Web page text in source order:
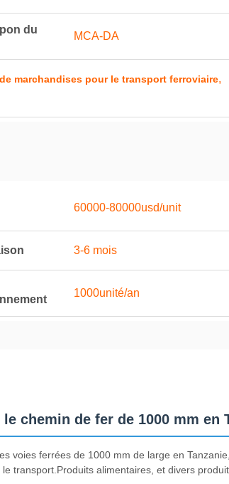
du
MCA-DA
marchandises pour le transport ferroviaire,
60000-80000usd/unit
3-6 mois
1000unité/an
chemin de fer de 1000 mm en
voies ferrées de 1000 mm de large en
transport.Produits alimentaires, et divers